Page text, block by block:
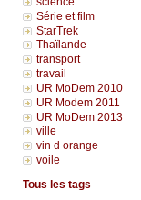
Série et film
StarTrek
Thaïlande
transport
travail
UR MoDem 2010
UR Modem 2011
UR MoDem 2013
ville
vin d orange
voile
Tous les tags